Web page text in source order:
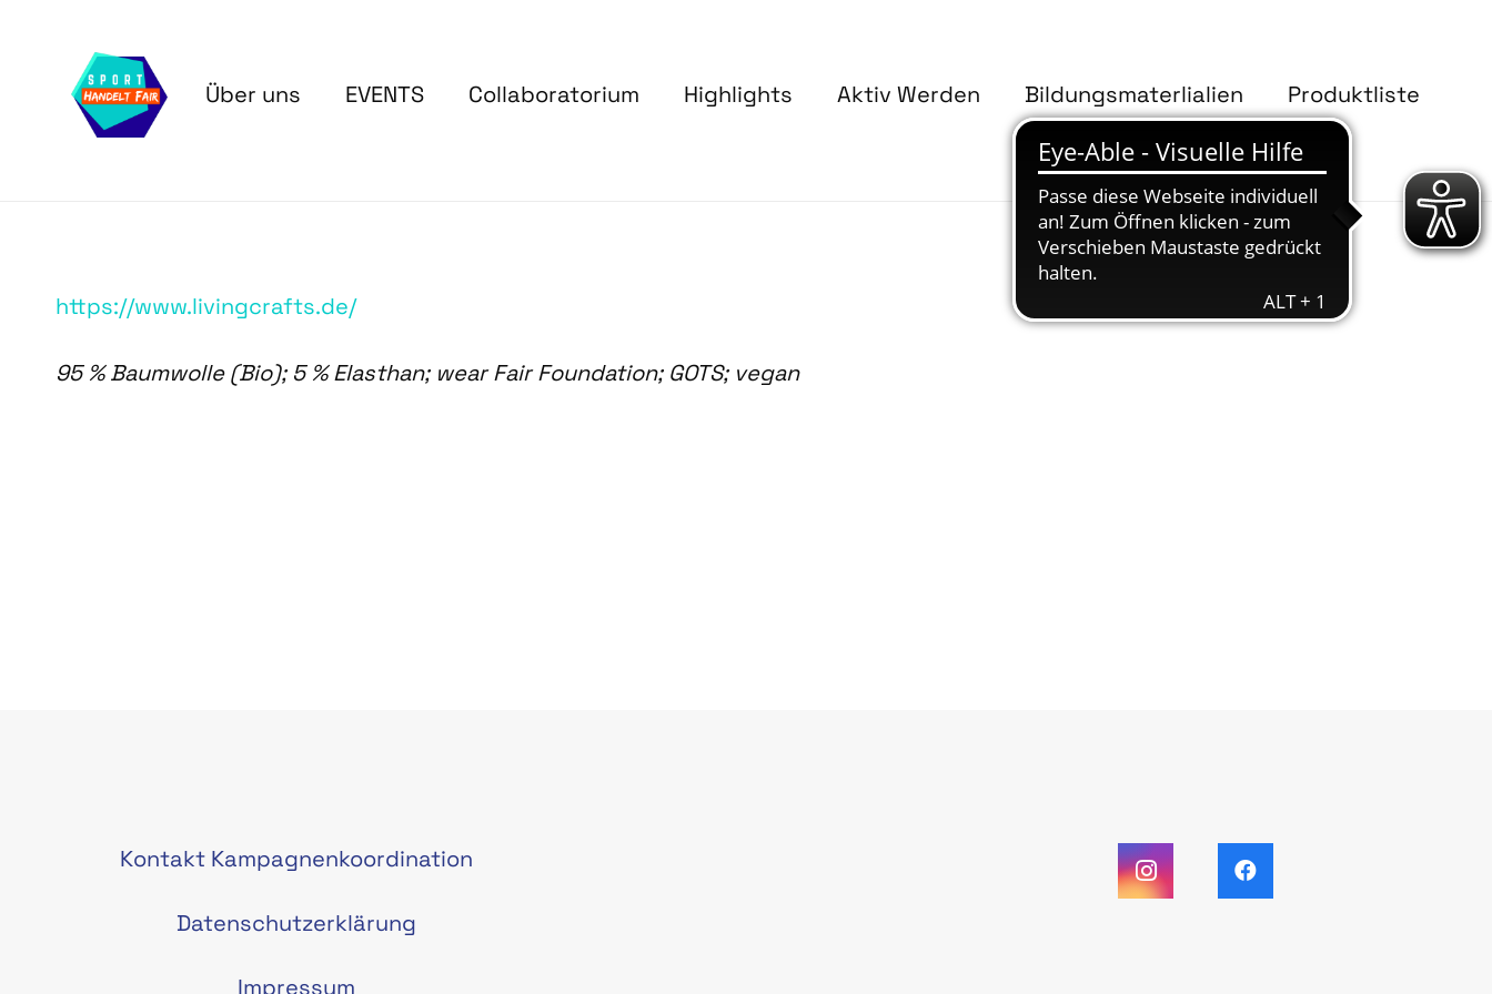
Über uns EVENTS Collaboratorium Highlights Aktiv Werden Bildungsmaterlialien Produktliste
https://www.livingcrafts.de/
95 % Baumwolle (Bio); 5 % Elasthan; wear Fair Foundation; GOTS; vegan
Kontakt Kampagnenkoordination
Datenschutzerklärung
Impressum